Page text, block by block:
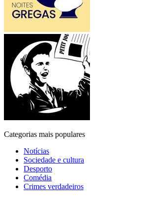
Categorias mais populares
Notícias
Sociedade e cultura
Desporto
Comédia
Crimes verdadeiros